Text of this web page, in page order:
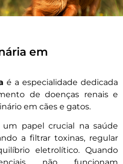
em
é a especialidade dedicada
de doenças renais e
em cães e gatos.
papel crucial na saúde
a filtrar toxinas, regular
eletrolítico. Quando